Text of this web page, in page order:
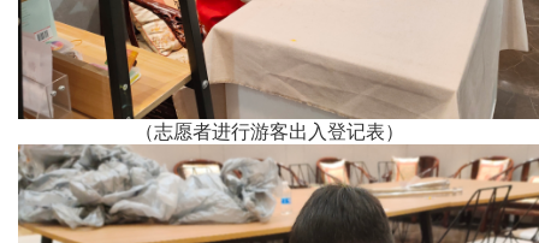
（志愿者进行游客出入登记表）